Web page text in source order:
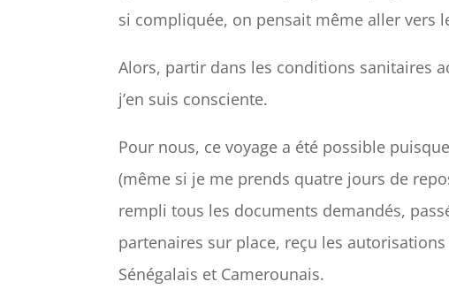
si compliquée, on pensait même aller vers
Alors, partir dans les conditions sanitaires
j’en suis consciente.
Pour nous, ce voyage a été possible
(même si je me prends quatre jours de
rempli tous les documents demandés,
partenaires sur place, reçu les
Sénégalais et Camerounais.